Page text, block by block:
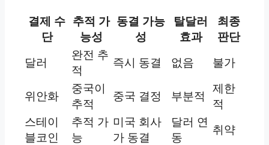
결제 수
단
추적 가
능성
동결 가능
성
탈달러
효과
최종
판단
달러
완전 추
적
즉시 동결 없음 불가
위안화
중국이
추적
중국 결정 부분적
제한
적
스테이
블코인
추적 가
능
미국 회사
가 동결
달러 연
동
취약